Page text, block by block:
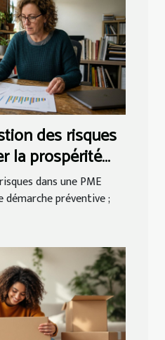
des risques
la prospérité
dans une PME
démarche préventive ;